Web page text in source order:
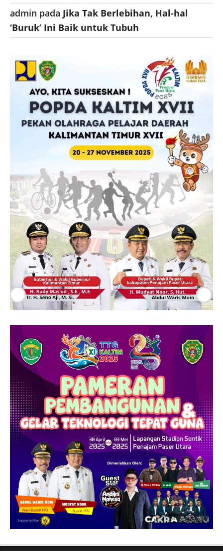
admin pada Jika Tak Berlebihan, Hal-hal
‘Buruk’ Ini Baik untuk Tubuh